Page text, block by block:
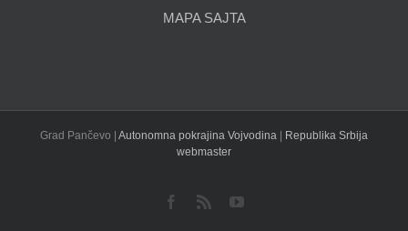
MAPA SAJTA
Grad Pančevo | Autonomna pokrajina Vojvodina | Republika Srbija
webmaster
Facebook
Rss YouTube